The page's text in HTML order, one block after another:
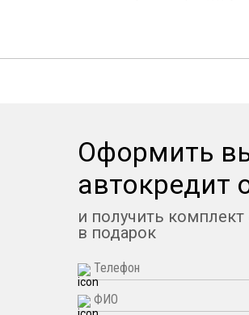
Оформить
автокредит
и получить
в подарок